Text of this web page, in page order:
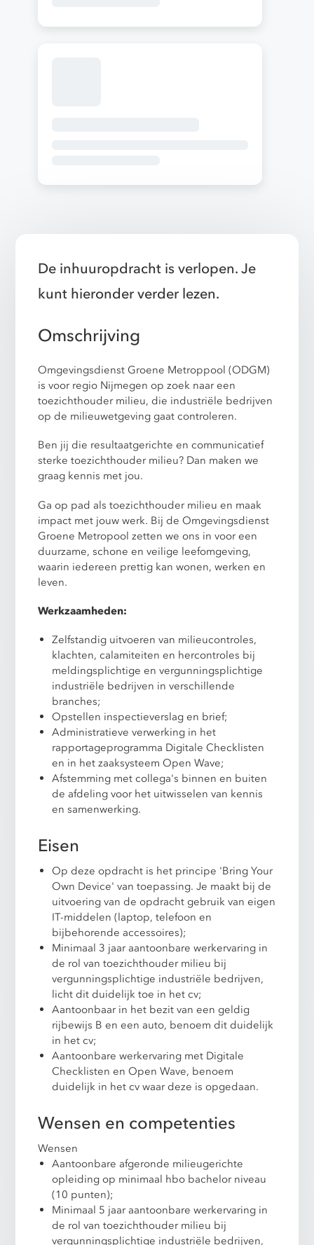
De inhuuropdracht is verlopen. Je
kunt hieronder verder lezen.
Omschrijving
Omgevingsdienst Groene Metroppool (ODGM)
is voor regio Nijmegen op zoek naar een
toezichthouder milieu, die industriële bedrijven
op de milieuwetgeving gaat controleren.
Ben jij die resultaatgerichte en communicatief
sterke toezichthouder milieu? Dan maken we
graag kennis met jou.
Ga op pad als toezichthouder milieu en maak
impact met jouw werk. Bij de Omgevingsdienst
Groene Metropool zetten we ons in voor een
duurzame, schone en veilige leefomgeving,
waarin iedereen prettig kan wonen, werken en
leven.
Werkzaamheden:
Zelfstandig uitvoeren van milieucontroles,
klachten, calamiteiten en hercontroles bij
meldingsplichtige en vergunningsplichtige
industriële bedrijven in verschillende
branches;
Opstellen inspectieverslag en brief;
Administratieve verwerking in het
rapportageprogramma Digitale Checklisten
en in het zaaksysteem Open Wave;
Afstemming met collega's binnen en buiten
de afdeling voor het uitwisselen van kennis
en samenwerking.
Eisen
Op deze opdracht is het principe 'Bring Your
Own Device' van toepassing. Je maakt bij de
uitvoering van de opdracht gebruik van eigen
IT-middelen (laptop, telefoon en
bijbehorende accessoires);
Minimaal 3 jaar aantoonbare werkervaring in
de rol van toezichthouder milieu bij
vergunningsplichtige industriële bedrijven,
licht dit duidelijk toe in het cv;
Aantoonbaar in het bezit van een geldig
rijbewijs B en een auto, benoem dit duidelijk
in het cv;
Aantoonbare werkervaring met Digitale
Checklisten en Open Wave, benoem
duidelijk in het cv waar deze is opgedaan.
Wensen en competenties
Wensen
Aantoonbare afgeronde milieugerichte
opleiding op minimaal hbo bachelor niveau
(10 punten);
Minimaal 5 jaar aantoonbare werkervaring in
de rol van toezichthouder milieu bij
vergunningsplichtige industriële bedrijven,